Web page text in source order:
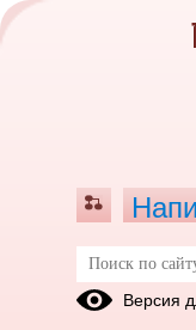
Туристско-
«Гамаюн»
Версия